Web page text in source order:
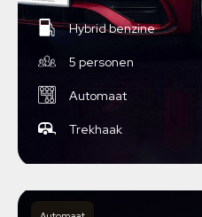
Hybrid benzine
5 personen
Automaat
Trekhaak